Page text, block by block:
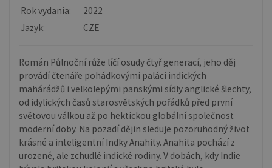
Rok vydania:
2022
Jazyk:
CZE
Román Půlnoční růže líčí osudy čtyř generací, jeho děj
provádí čtenáře pohádkovými paláci indických
mahárádžů i velkolepými panskými sídly anglické šlechty,
od idylických časů starosvětských pořádků před první
světovou válkou až po hektickou globální společnost
moderní doby. Na pozadí dějin sleduje pozoruhodný život
krásné a inteligentní Indky Anahity. Anahita pochází z
urozené, ale zchudlé indické rodiny. V dobách, kdy Indie